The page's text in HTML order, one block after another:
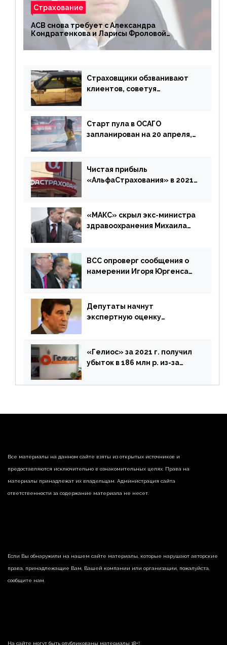
Страхование
АСВ снова требует с Александра
Кондратенкова и Ларисы Фроловой
возмещения убытков на 1,5 млрд р.
Страховщики обзванивают
клиентов, советуя
Старт пула в ОСАГО
запланирован на 20 апреля,
дублировать [дополнено]
Чистая прибыль
«АльфаСтрахования» в 2021
«МАКС» скрыл экс-министра
здравоохранения Михаила
ВСС опроверг сообщения о
намерении Игоря Юргенса
Депутаты начнут
экспертную оценку
«Гелиос» за 2021 г. получил
убыток в 186 млн р. из-за
реализации недвижимости
Все материалы на данном сайте взяты из открытых источников и
предоставляются исключительно в ознакомительных целях. Права на
материалы принадлежат их владельцам. Администрация сайта
ответственности за содержание материала не несет.
Если Вы обнаружили на нашем сайте материалы, которые нарушают авторские
права, принадлежащие Вам, Вашей компании или организации, пожалуйста,
сообщите нам.
На сайте могут быть опубликованы материалы 18+!